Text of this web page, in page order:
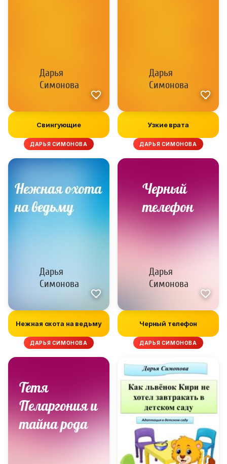
Свингующие
ДАРЬЯ СИМОНОВА
Узкие врата
ДАРЬЯ СИМОНОВА
Нежная охота на ведьму
ДАРЬЯ СИМОНОВА
Черный телефон
ДАРЬЯ СИМОНОВА